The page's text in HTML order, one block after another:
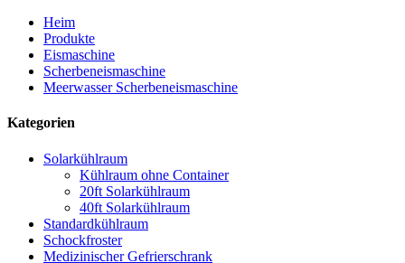
Heim
Produkte
Eismaschine
Scherbeneismaschine
Meerwasser Scherbeneismaschine
Kategorien
Solarkühlraum
Kühlraum ohne Container
20ft Solarkühlraum
40ft Solarkühlraum
Standardkühlraum
Schockfroster
Medizinischer Gefrierschrank